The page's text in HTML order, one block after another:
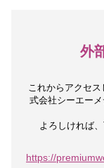
外
これからアクセス
式会社シーエー
よろしければ
https://